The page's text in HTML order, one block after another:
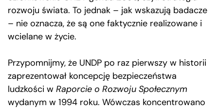
rozwoju świata. To jednak – jak wskazują badacze
– nie oznacza, że są one faktycznie realizowane i
wcielane w życie.
Przypomnijmy, że UNDP po raz pierwszy w historii
zaprezentował koncepcję bezpieczeństwa
ludzkości w Raporcie o Rozwoju Społecznym
wydanym w 1994 roku. Wówczas koncentrowano